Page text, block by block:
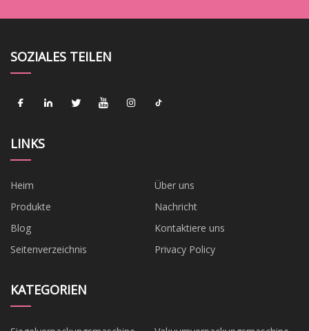
SOZIALES TEILEN
LINKS
Heim
Über uns
Produkte
Nachricht
Blog
Kontaktiere uns
Seitenverzeichnis
Privacy Policy
KATEGORIEN